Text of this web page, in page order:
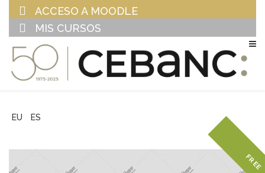
ACCESO A MOODLE
MIS CURSOS
EU ES
FREE